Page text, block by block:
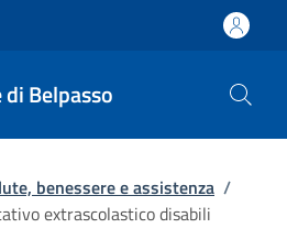
Belpasso
benessere e assistenza /
extrascolastico disabili